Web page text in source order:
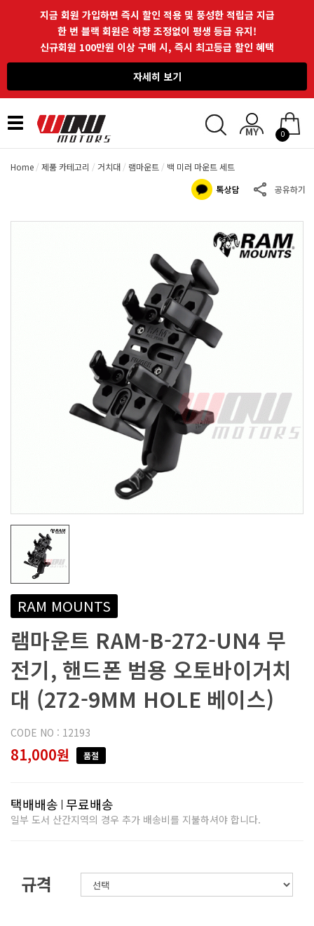
지금 회원 가입하면 즉시 할인 적용 및 풍성한 적립금 지급
한 번 블랙 회원은 하향 조정없이 평생 등급 유지!
신규회원 100만원 이상 구매 시, 즉시 최고등급 할인 혜택
자세히 보기
Toggle
navigation
0
Home 제품 카테고리 거치대 램마운트 백 미러 마운트 세트
RAM MOUNTS
램마운트 RAM-B-272-UN4 무
전기, 핸드폰 범용 오토바이거치
대 (272-9MM HOLE 베이스)
CODE NO : 12193
81,000원 품절
택배배송 무료배송
일부 도서 산간지역의 경우 추가 배송비를 지불하셔야 합니다.
규격